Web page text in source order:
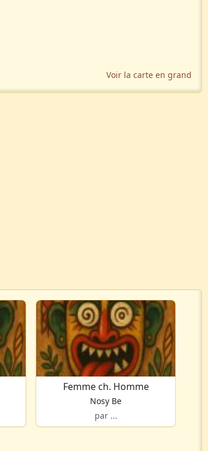
Voir la carte en grand
Femme ch. Homme
Nosy Be
par ...